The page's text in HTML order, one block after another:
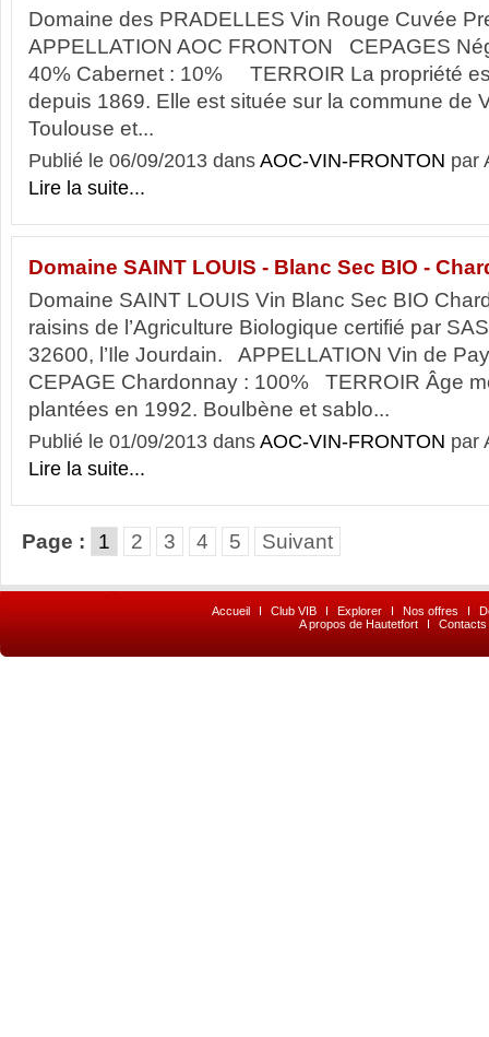
Domaine des PRADELLES Vin Rouge Cuvée
APPELLATION AOC FRONTON CEPAGES
40% Cabernet : 10% TERROIR La propriété
depuis 1869. Elle est située sur la commune de
Toulouse et...
Publié le 06/09/2013 dans AOC-VIN-FRONTON par
Lire la suite...
Domaine SAINT LOUIS - Blanc Sec BIO -
Domaine SAINT LOUIS Vin Blanc Sec BIO
raisins de l’Agriculture Biologique certifié par
32600, l’Ile Jourdain. APPELLATION Vin de
CEPAGE Chardonnay : 100% TERROIR Âge
plantées en 1992. Boulbène et sablo...
Publié le 01/09/2013 dans AOC-VIN-FRONTON par
Lire la suite...
Page : 1 2 3 4 5 Suivant
Accueil I Club VIB I Explorer I Nos offres I
A propos de Hautetfort
I Contacts